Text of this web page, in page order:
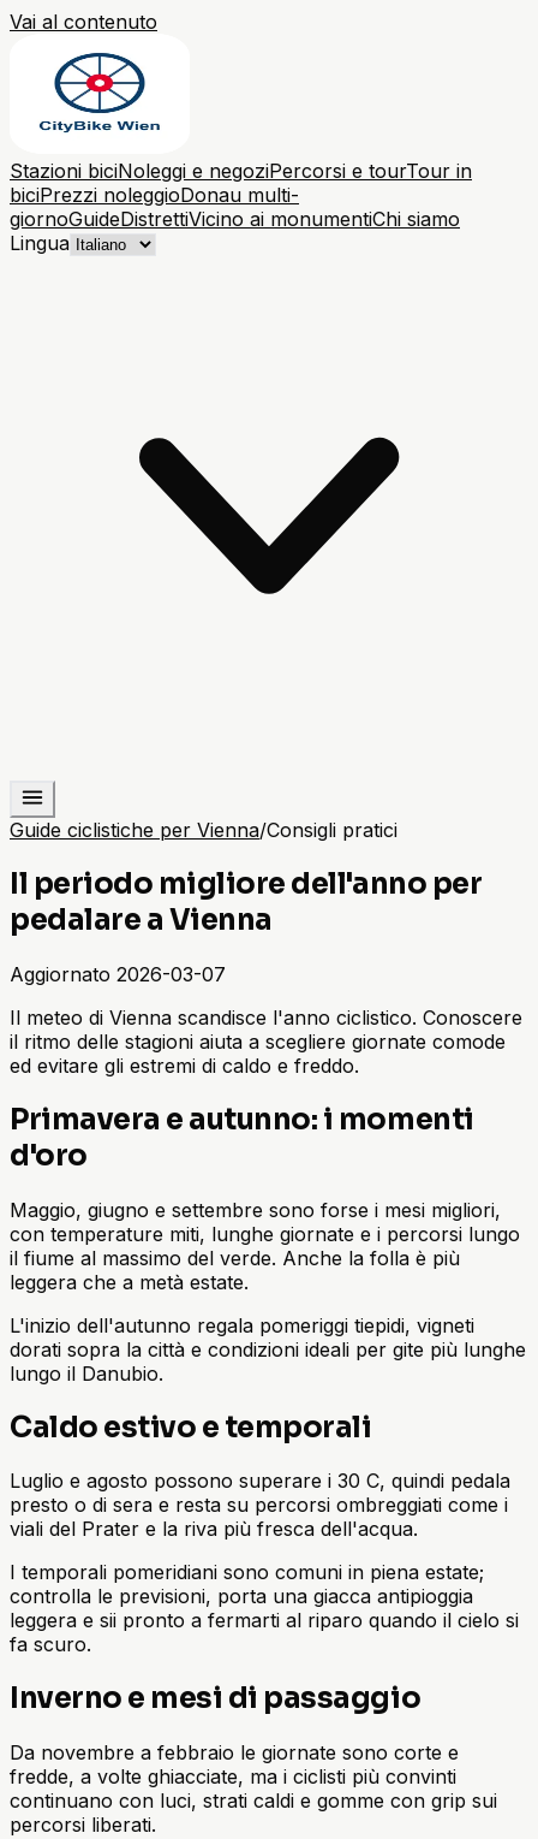
Vai al contenuto
Stazioni biciNoleggi e negoziPercorsi e tourTour in
biciPrezzi noleggioDonau multi-
giornoGuideDistrettiVicino ai monumentiChi siamo
Lingua
Guide ciclistiche per Vienna/Consigli pratici
Il periodo migliore dell'anno per
pedalare a Vienna
Aggiornato 2026-03-07
Il meteo di Vienna scandisce l'anno ciclistico. Conoscere
il ritmo delle stagioni aiuta a scegliere giornate comode
ed evitare gli estremi di caldo e freddo.
Primavera e autunno: i momenti
d'oro
Maggio, giugno e settembre sono forse i mesi migliori,
con temperature miti, lunghe giornate e i percorsi lungo
il fiume al massimo del verde. Anche la folla è più
leggera che a metà estate.
L'inizio dell'autunno regala pomeriggi tiepidi, vigneti
dorati sopra la città e condizioni ideali per gite più lunghe
lungo il Danubio.
Caldo estivo e temporali
Luglio e agosto possono superare i 30 C, quindi pedala
presto o di sera e resta su percorsi ombreggiati come i
viali del Prater e la riva più fresca dell'acqua.
I temporali pomeridiani sono comuni in piena estate;
controlla le previsioni, porta una giacca antipioggia
leggera e sii pronto a fermarti al riparo quando il cielo si
fa scuro.
Inverno e mesi di passaggio
Da novembre a febbraio le giornate sono corte e
fredde, a volte ghiacciate, ma i ciclisti più convinti
continuano con luci, strati caldi e gomme con grip sui
percorsi liberati.